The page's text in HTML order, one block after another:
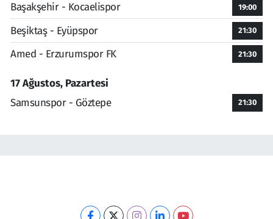
Başakşehir - Kocaelispor
19:00
Beşiktaş - Eyüpspor 21:30
Amed - Erzurumspor FK 21:30
17 Ağustos, Pazartesi
Samsunspor - Göztepe
21:30